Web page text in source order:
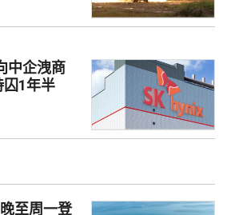
中企洩商
1年半
至周一登